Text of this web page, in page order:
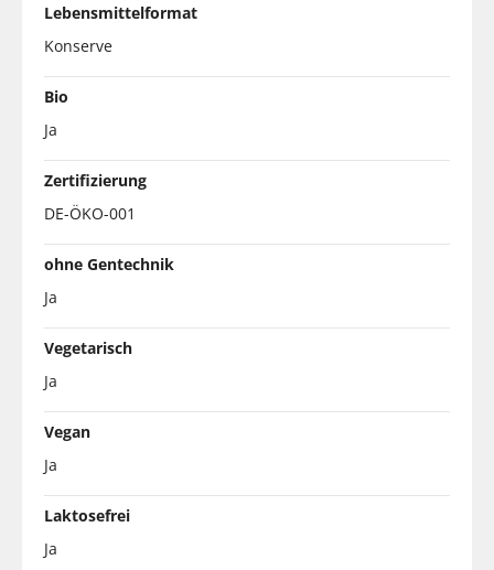
Lebensmittelformat
Konserve
Bio
Ja
Zertifizierung
DE-ÖKO-001
ohne Gentechnik
Ja
Vegetarisch
Ja
Vegan
Ja
Laktosefrei
Ja